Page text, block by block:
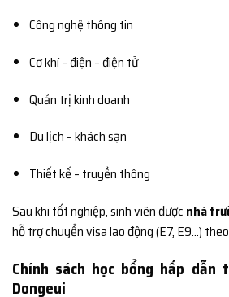
Công nghệ thông tin
Cơ khí – điện – điện tử
Quản trị kinh doanh
Du lịch – khách sạn
Thiết kế – truyền thông
Sau khi tốt nghiệp, sinh viên được nhà
hỗ trợ chuyển visa lao động (E7, E9…)
Chính sách học bổng hấp dẫn
Dongeui